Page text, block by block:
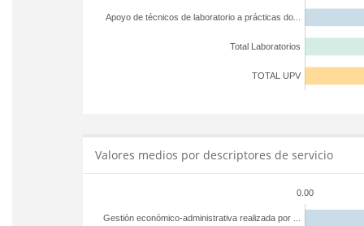
TOTAL UPV
Total Laboratorios
Apoyo de técnicos de laboratorio a prácticas do...
Valores medios por descriptores de servicio
0.00
Gestión económico-administrativa realizada por ...